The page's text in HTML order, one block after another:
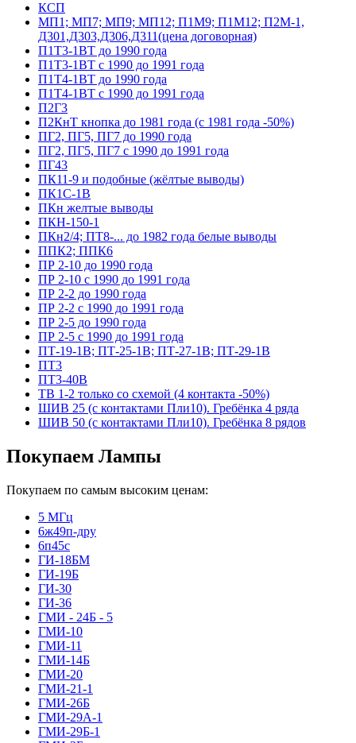
КСП
МП1; МП7; МП9; МП12; П1М9; П1М12; П2М-1,
Д301,Д303,Д306,Д311(цена договорная)
П1Т3-1ВТ до 1990 года
П1Т3-1ВТ с 1990 до 1991 года
П1Т4-1ВТ до 1990 года
П1Т4-1ВТ с 1990 до 1991 года
П2Г3
П2КнТ кнопка до 1981 года (с 1981 года -50%)
ПГ2, ПГ5, ПГ7 до 1990 года
ПГ2, ПГ5, ПГ7 с 1990 до 1991 года
ПГ43
ПК11-9 и подобные (жёлтые выводы)
ПК1С-1В
ПКн желтые выводы
ПКН-150-1
ПКн2/4; ПТ8-... до 1982 года белые выводы
ППК2; ППК6
ПР 2-10 до 1990 года
ПР 2-10 с 1990 до 1991 года
ПР 2-2 до 1990 года
ПР 2-2 с 1990 до 1991 года
ПР 2-5 до 1990 года
ПР 2-5 с 1990 до 1991 года
ПТ-19-1В; ПТ-25-1В; ПТ-27-1В; ПТ-29-1В
ПТ3
ПТ3-40В
ТВ 1-2 только со схемой (4 контакта -50%)
ШИВ 25 (с контактами Пли10). Гребёнка 4 ряда
ШИВ 50 (с контактами Пли10). Гребёнка 8 рядов
Покупаем Лампы
Покупаем по самым высоким ценам:
5 МГц
6ж49п-дру
6п45с
ГИ-18БМ
ГИ-19Б
ГИ-30
ГИ-36
ГМИ - 24Б - 5
ГМИ-10
ГМИ-11
ГМИ-14Б
ГМИ-20
ГМИ-21-1
ГМИ-26Б
ГМИ-29А-1
ГМИ-29Б-1